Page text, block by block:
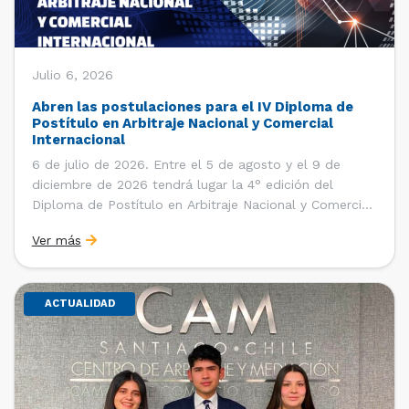
Julio 6, 2026
Abren las postulaciones para el IV Diploma de
Postítulo en Arbitraje Nacional y Comercial
Internacional
6 de julio de 2026. Entre el 5 de agosto y el 9 de
diciembre de 2026 tendrá lugar la 4° edición del
Diploma de Postítulo en Arbitraje Nacional y Comercial
Derecho Internacional de la Facultad de Derecho de la
Universidad de Chile y […]
Ver más
ACTUALIDAD